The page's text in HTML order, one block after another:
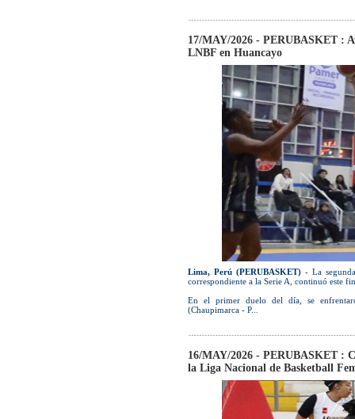
17/MAY/2026 - PERUBASKET :
LNBF en Huancayo
Lima, Perú (PERUBASKET)- La
correspondiente a la Serie A, continuó este
En el primer duelo del día, se
(Chaupimarca - P...
16/MAY/2026 - PERUBASKET :
la Liga Nacional de Basketball